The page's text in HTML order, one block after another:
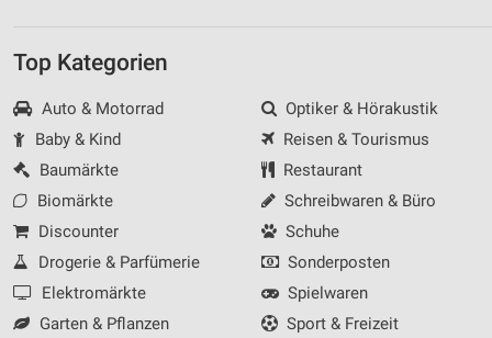
Top Kategorien
Auto & Motorrad
Baby & Kind
Baumärkte
Biomärkte
Discounter
Drogerie & Parfümerie
Elektromärkte
Garten & Pflanzen
Optiker & Hörakustik
Reisen & Tourismus
Restaurant
Schreibwaren & Büro
Schuhe
Sonderposten
Spielwaren
Sport & Freizeit